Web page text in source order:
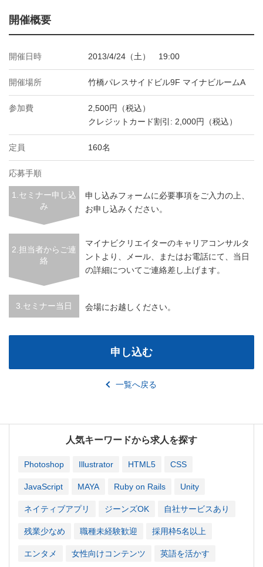
開催概要
開催日時 2013/4/24（土） 19:00
開催場所 竹橋パレスサイドビル9F マイナビルームA
参加費
2,500円（税込）
クレジットカード割引: 2,000円（税込）
定員 160名
応募手順
1.セミナー申し込
み
申し込みフォームに必要事項をご入力の上、
お申し込みください。
2.担当者からご連
絡
マイナビクリエイターのキャリアコンサルタ
ントより、メール、またはお電話にて、当日
の詳細についてご連絡差し上げます。
3.セミナー当日 会場にお越しください。
申し込む
一覧へ戻る
人気キーワードから求人を探す
Photoshop Illustrator HTML5 CSS
JavaScript MAYA Ruby on Rails Unity
ネイティブアプリ ジーンズOK 自社サービスあり
残業少なめ 職種未経験歓迎 採用枠5名以上
エンタメ 女性向けコンテンツ 英語を活かす